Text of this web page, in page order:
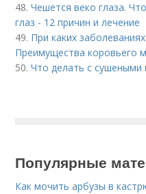
48.Чешется веко глаза.
глаз - 12 причин и лечение
49. При каких
Преимущества коровьего
50.Что делать с сушеными
Популярные
Как мочить арбузы в